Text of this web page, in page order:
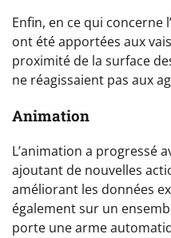
Enfin, en ce qui concerne
ont été apportées aux
proximité de la surface
ne réagissaient pas aux
Animation
L’animation a progressé
ajoutant de nouvelles
améliorant les données
également sur un
porte une arme